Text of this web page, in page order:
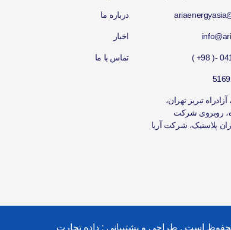
تبریز تهران،
روبروی شرکت
پلاستیک، شرکت آریا
درباره ما
اخبار
تماس با ما
است . طراحی و پشتیبانی :داده تجارت